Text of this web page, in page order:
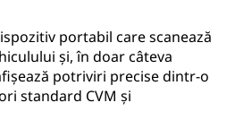
portabil care scanează
și, în doar câteva
potriviri precise dintr-o
standard CVM și